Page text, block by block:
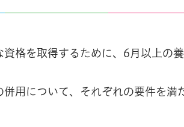
格を取得するために、6月以上の
用について、それぞれの要件を満